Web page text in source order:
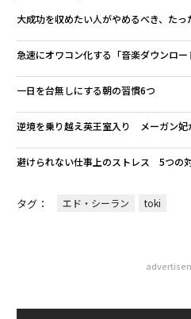
大成功を収めたい人がやめるべき、たっ
急速にオワコン化する「音楽ダウンロ
一日を台無しにする朝の習慣6つ
逆境を乗り越え英王室入り メーガン妃
避けられない仕事上のストレス 5つの
タグ： エド・シーラン toki